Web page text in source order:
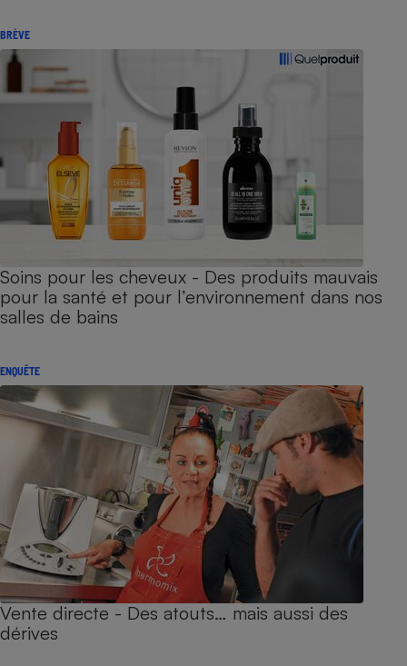
BRÈVE
Soins pour les cheveux - Des produits mauvais
pour la santé et pour l’environnement dans nos
salles de bains
ENQUÊTE
Vente directe - Des atouts… mais aussi des
dérives